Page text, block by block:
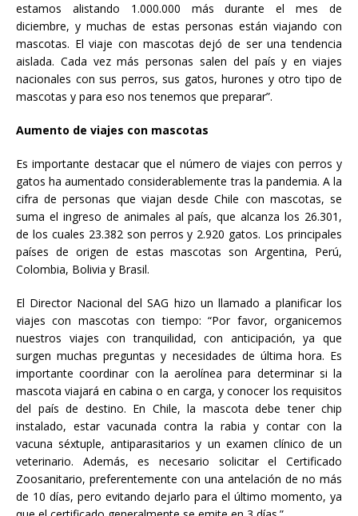
estamos alistando 1.000.000 más durante el mes de
diciembre, y muchas de estas personas están viajando con
mascotas. El viaje con mascotas dejó de ser una tendencia
aislada. Cada vez más personas salen del país y en viajes
nacionales con sus perros, sus gatos, hurones y otro tipo de
mascotas y para eso nos tenemos que preparar”.
Aumento de viajes con mascotas
Es importante destacar que el número de viajes con perros y
gatos ha aumentado considerablemente tras la pandemia. A la
cifra de personas que viajan desde Chile con mascotas, se
suma el ingreso de animales al país, que alcanza los 26.301,
de los cuales 23.382 son perros y 2.920 gatos. Los principales
países de origen de estas mascotas son Argentina, Perú,
Colombia, Bolivia y Brasil.
El Director Nacional del SAG hizo un llamado a planificar los
viajes con mascotas con tiempo: “Por favor, organicemos
nuestros viajes con tranquilidad, con anticipación, ya que
surgen muchas preguntas y necesidades de última hora. Es
importante coordinar con la aerolínea para determinar si la
mascota viajará en cabina o en carga, y conocer los requisitos
del país de destino. En Chile, la mascota debe tener chip
instalado, estar vacunada contra la rabia y contar con la
vacuna séxtuple, antiparasitarios y un examen clínico de un
veterinario. Además, es necesario solicitar el Certificado
Zoosanitario, preferentemente con una antelación de no más
de 10 días, pero evitando dejarlo para el último momento, ya